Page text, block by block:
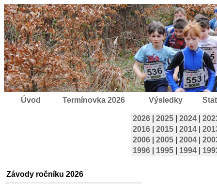
Úvod Termínovka 2026 Výsledky
2026 2025 2024
2016
2015 2014
2006
2005 2004
1996
1995 1994
Závody ročníku 2026